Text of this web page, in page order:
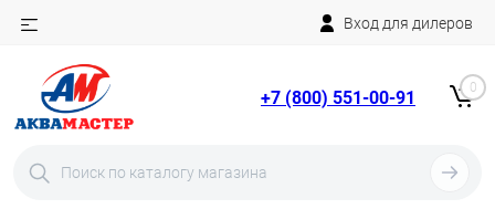
Вход для дилеров
+7 (800) 551-00-91 0